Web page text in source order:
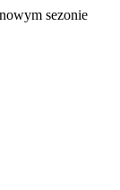
sezonie